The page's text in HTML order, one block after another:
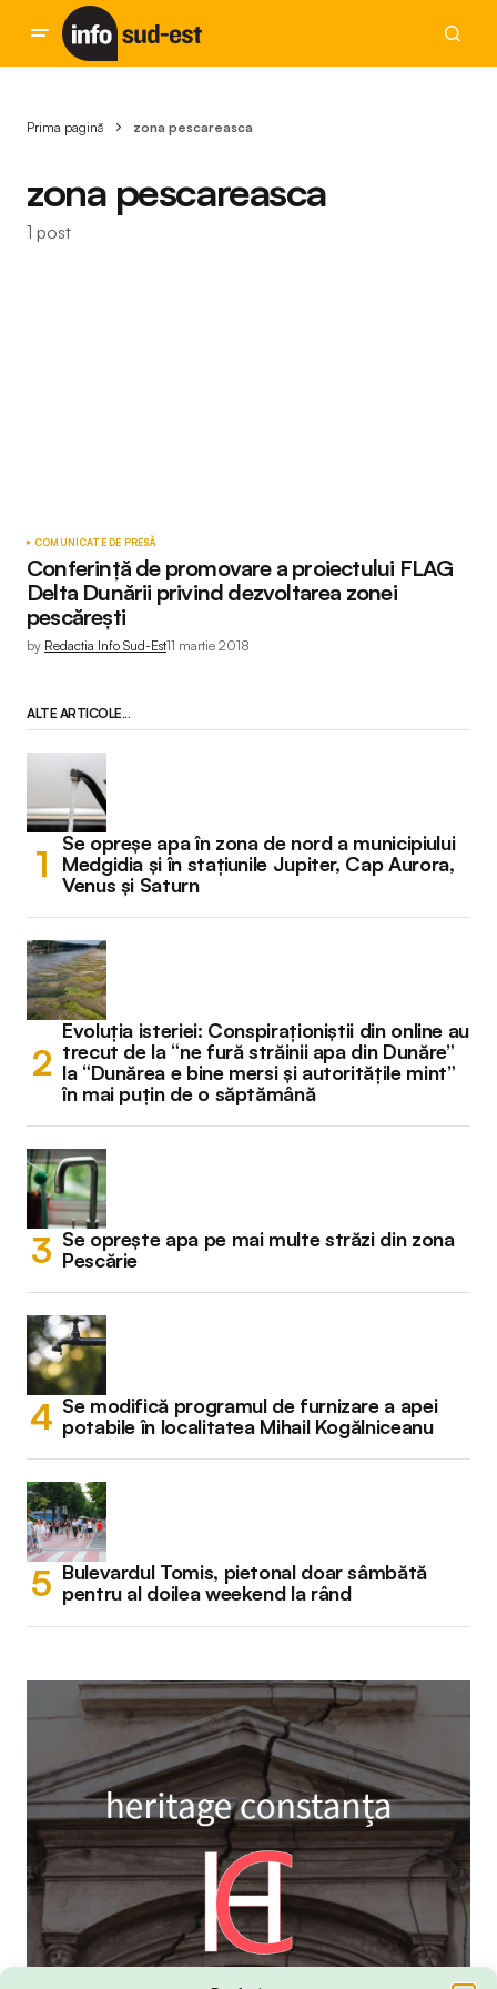
Prima pagină zona pescareasca
zona pescareasca
1 post
COMUNICATE DE PRESĂ
Conferință de promovare a proiectului FLAG
Delta Dunării privind dezvoltarea zonei
pescărești
by Redactia Info Sud-Est11 martie 2018
ALTE ARTICOLE...
Se opreșe apa în zona de nord a municipiului
Medgidia și în stațiunile Jupiter, Cap Aurora,
Venus și Saturn
Evoluția isteriei: Conspiraționiștii din online au
trecut de la “ne fură străinii apa din Dunăre”
la “Dunărea e bine mersi și autoritățile mint”
în mai puțin de o săptămână
Se oprește apa pe mai multe străzi din zona
Pescărie
Se modifică programul de furnizare a apei
potabile în localitatea Mihail Kogălniceanu
Bulevardul Tomis, pietonal doar sâmbătă
pentru al doilea weekend la rând